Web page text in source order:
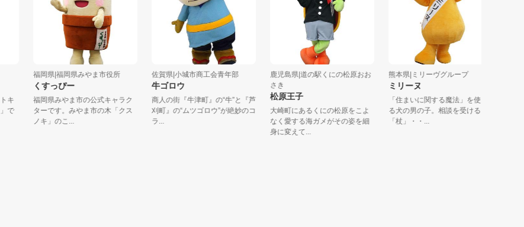
福岡県|福岡県みやま市役所
くすっぴー
福岡県みやま市の公式キャラク
ターです。みやま市の木「クス
ノキ」のこ...
佐賀県|小城市商工会青年部
牛ゴロウ
商人の街『牛津町』の“牛”と『芦
刈町』の“ムツゴロウ”が絶妙のコ
鹿児島県|道の駅くにの松原おお
さき
松原王子
大崎町にあるくにの松原をこよ
なく愛する海ガメがその姿を細
身に変えて...
熊本県|ミリーヴグループ
ミリーヌ
「住まいに関する魔法」を使え
る犬の男の子。相談を受けると
「杖」・・...